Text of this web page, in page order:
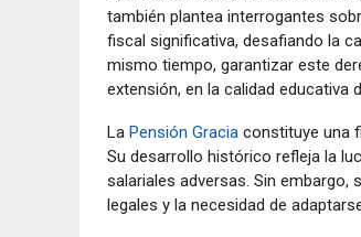
también plantea interrogantes
fiscal significativa, desafiando la
mismo tiempo, garantizar este
extensión, en la calidad educativa
La Pensión Gracia constituye una
Su desarrollo histórico refleja la
salariales adversas. Sin
legales y la necesidad de